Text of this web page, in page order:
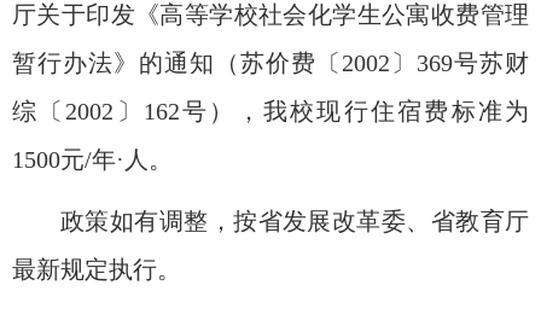
厅关于印发《高等学校社会化学生公寓收费管理
暂行办法》的通知（苏价费〔 2002〕369号苏财
综〔2002〕162号），我校现行住宿费标准为
1500元/年·人。
政策如有调整，按省发展改革委、省教育厅
最新规定执行。